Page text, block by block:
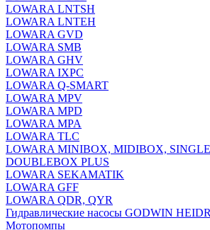
LOWARA LNTSH
LOWARA LNTEH
LOWARA GVD
LOWARA SMB
LOWARA GHV
LOWARA IXPС
LOWARA Q-SMART
LOWARA MPV
LOWARA MPD
LOWARA MPA
LOWARA TLC
LOWARA MINIBOX, MIDIBOX,
DOUBLEBOX PLUS
LOWARA SEKAMATIK
LOWARA GFF
LOWARA QDR, QYR
Гидравлические насосы GODWIN
Мотопомпы